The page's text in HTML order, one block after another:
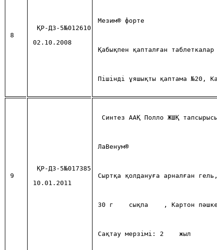
8
ҚР-ДЗ-5№012610
02.10.2008
Мезим® форте
Қабықпен қапталған таблеткалар
Пішінді ұяшықты қаптама №20,
9
ҚР-ДЗ-5№017385
10.01.2011
Синтез ААҚ Полло ЖШҚ
ЛаВенум®
Сыртқа қолдануға арналған
30 г сықпа , Картон
Сақтау мерзiмi: 2 жыл